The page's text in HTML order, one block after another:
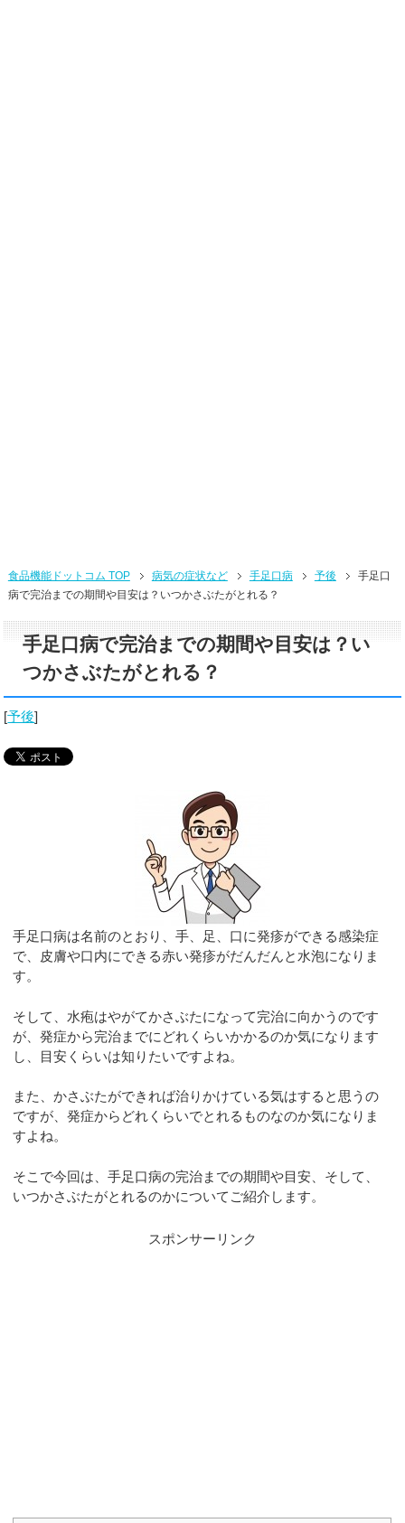
食品機能ドットコム TOP 病気の症状など 手足口病 予後
手足口
病で完治までの期間や目安は？いつかさぶたがとれる？
手足口病で完治までの期間や目安は？い
つかさぶたがとれる？
[予後]
手足口病は名前のとおり、手、足、口に発疹ができる感染症
で、皮膚や口内にできる赤い発疹がだんだんと水泡になりま
す。
そして、水疱はやがてかさぶたになって完治に向かうのです
が、発症から完治までにどれくらいかかるのか気になります
し、目安くらいは知りたいですよね。
また、かさぶたができれば治りかけている気はすると思うの
ですが、発症からどれくらいでとれるものなのか気になりま
すよね。
そこで今回は、手足口病の完治までの期間や目安、そして、
いつかさぶたがとれるのかについてご紹介します。
スポンサーリンク